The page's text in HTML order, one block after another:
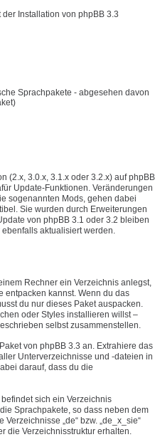
Installation von phpBB 3.3
Sprachpakete - abgesehen davon
(2.x, 3.0.x, 3.1.x oder 3.2.x) auf phpBB
Update-Funktionen. Veränderungen
sogenannten Mods, gehen dabei
Sie wurden durch Erweiterungen
von phpBB 3.1 oder 3.2 bleiben
aktualisiert werden.
Rechner ein Verzeichnis anlegst,
entpacken kannst. Wenn du das
du nur dieses Paket auspacken.
oder Styles installieren willst –
selbst zusammenstellen.
von phpBB 3.3 an. Extrahiere das
Unterverzeichnisse und -dateien in
darauf, dass du die
sich ein Verzeichnis
Sprachpakete, so dass neben dem
„de“ bzw. „de_x_sie“
die Verzeichnisstruktur erhalten.